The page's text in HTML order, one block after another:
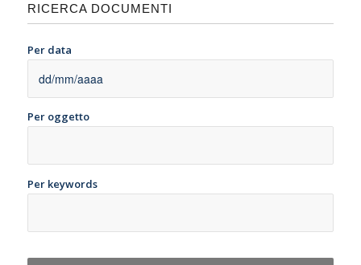
RICERCA DOCUMENTI
Per data
Per oggetto
Per keywords